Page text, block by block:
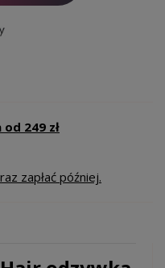
249 zł
zapłać później.